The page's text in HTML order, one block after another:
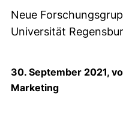
Neue
Universität
30. September 2021,
Marketing